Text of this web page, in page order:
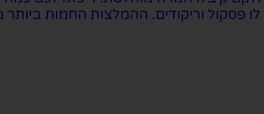
לו פסקול וריקודים. ההמלצות החמות